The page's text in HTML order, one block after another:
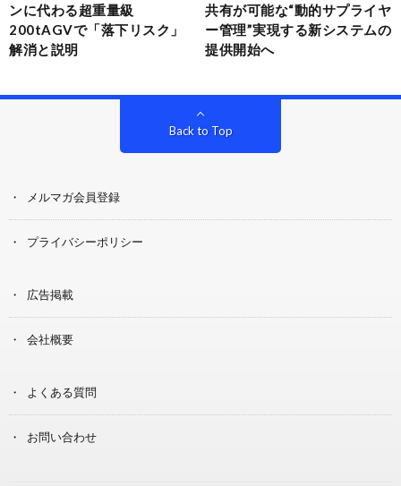
ンに代わる超重量級
200tAGVで「落下リスク」
解消と説明
共有が可能な“動的サプライヤ
ー管理”実現する新システムの
提供開始へ
Back to Top
メルマガ会員登録
プライバシーポリシー
広告掲載
会社概要
よくある質問
お問い合わせ